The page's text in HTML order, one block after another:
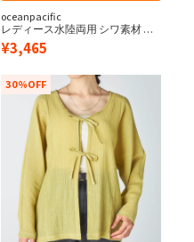
oceanpacific
レディース水陸両用 シワ素材 リ
ボンカーディガン
¥3,465
30%OFF